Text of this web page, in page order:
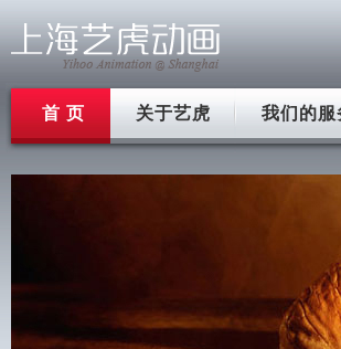
首 页 关于艺虎 我们的服